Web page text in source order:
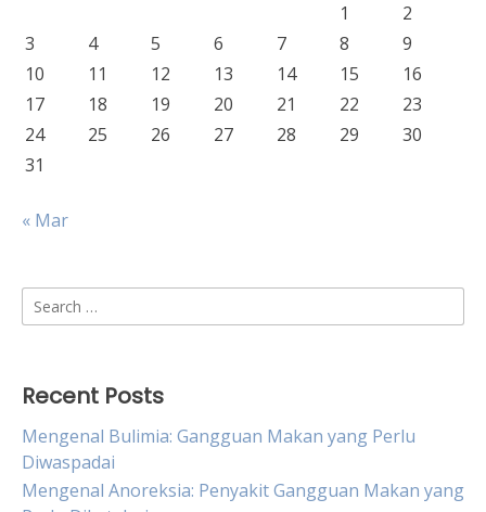
1
2
3
4 5 6 7 8
9
10
11 12 13 14 15
16
17
18 19 20 21 22
23
24
25 26 27 28 29
30
31
« Mar
Search
for:
Recent Posts
Mengenal Bulimia: Gangguan Makan yang Perlu
Diwaspadai
Mengenal Anoreksia: Penyakit Gangguan Makan yang